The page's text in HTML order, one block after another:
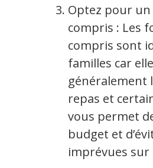
Optez pour
compris : Les
compris sont
familles car
généralement
repas et
vous permet
budget et
imprévues sur